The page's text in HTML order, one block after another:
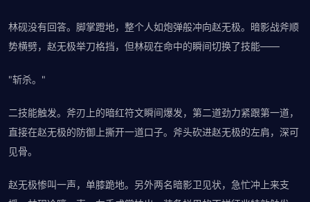
林砚没有回答。脚掌蹬地，整个人如炮弹般冲向赵无极。暗影战斧顺
势横劈，赵无极举刀格挡，但林砚在命中的瞬间切换了技能——
"斩杀。"
二技能触发。斧刃上的暗红符文瞬间爆发，第二道劲力紧跟第一道，
直接在赵无极的防御上撕开一道口子。斧头砍进赵无极的左肩，深可
见骨。
赵无极惨叫一声，单膝跪地。另外两名暗影卫见状，急忙冲上来支